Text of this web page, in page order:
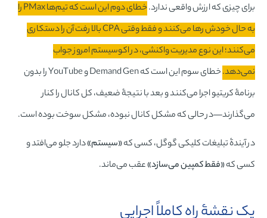
برای چیزی که ارزش واقعی ندارد.
خطای دوم این است که تیم‌ها PMax را
به حال خودش رها می‌کنند و فقط وقتی CPA بالا رفت آن را دستکاری
می‌کنند؛ این نوع مدیریت واکنشی، در اکوسیستم امروز جواب
نمی‌دهد.
خطای سوم این است که Demand Gen و YouTube را بدون
برنامۀ کریتیو اجرا می‌کنند و بعد با نتیجۀ ضعیف، کل کانال را کنار
می‌گذارند—در حالی که مشکل کانال نبوده، مشکل سوخت بوده است.
در آیندۀ تبلیغات کلیکی گوگل، کسی که«سیستم»دارد جلو می‌افتد و
کسی که«فقط کمپین می‌سازد»عقب می‌ماند.
یک نقشۀ راه کاملاً اجرایی